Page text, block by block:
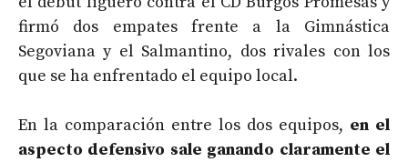
firmó dos empates frente a la Gimnástica
Segoviana y el Salmantino, dos rivales con los
que se ha enfrentado el equipo local.
En la comparación entre los dos equipos, en el
aspecto defensivo sale ganando claramente el